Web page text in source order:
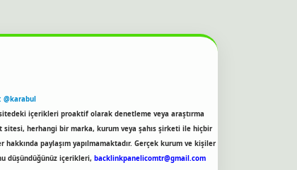
@karabul
sitedeki içerikleri proaktif olarak denetleme veya araştırma
sitesi, herhangi bir marka, kurum veya şahıs şirketi ile hiçbir
paylaşım yapılmamaktadır. Gerçek kurum ve kişiler
düşündüğünüz içerikleri, backlinkpanelicomtr@gmail.com